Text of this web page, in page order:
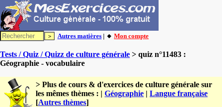
Autres matières | 🔸 Mon compte
Tests / Quiz / Quizz de culture générale > quiz n°11483 :
Géographie - vocabulaire
> Plus de cours & d'exercices de culture générale sur
les mêmes thèmes : | Géographie | Langue française
[Autres thèmes]